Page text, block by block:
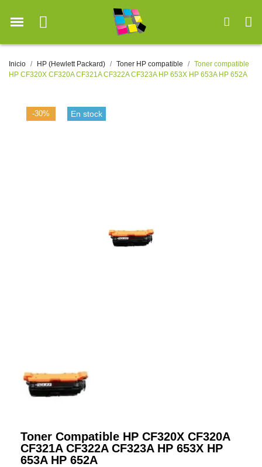
Inicio HP (Hewlett Packard) Toner HP compatible
Toner compatible
HP CF320X CF320A CF321A CF322A CF323A HP 653X HP 653A HP 652A
-30% En stock
Toner Compatible HP CF320X CF320A
CF321A CF322A CF323A HP 653X HP
653A HP 652A